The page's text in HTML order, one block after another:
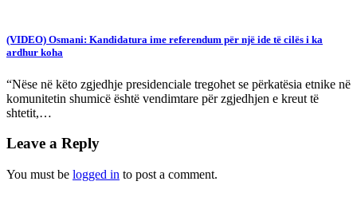
(VIDEO) Osmani: Kandidatura ime referendum për një ide të cilës i ka
ardhur koha
“Nëse në këto zgjedhje presidenciale tregohet se përkatësia etnike në
komunitetin shumicë është vendimtare për zgjedhjen e kreut të
shtetit,…
Leave a Reply
You must be logged in to post a comment.